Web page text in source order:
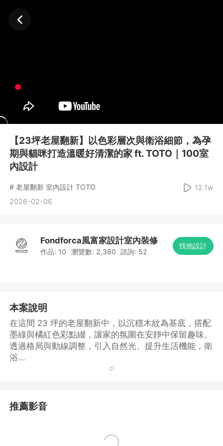
【23坪老屋翻新】以色彩層次與衛浴細節，為孕
期與貓咪打造溫暖好清潔的家 ft. TOTO｜100室
內設計
# 老屋翻新 室內設計 TOTO
12.1w
2026-02-06
Fondforca風富家設計室內裝修
作品: 10 瀏覽數: 2,380 諮詢: 52
找他設計
本案說明
在這間 23 坪的老屋翻新中，以沉穩木紋為基底，搭配
墨綠與橘紅色彩點綴，讓家的氛圍在安靜中保留趣味。
透過格局與動線調整，引入自然光、提升生活機能，衛
浴...
推薦影音